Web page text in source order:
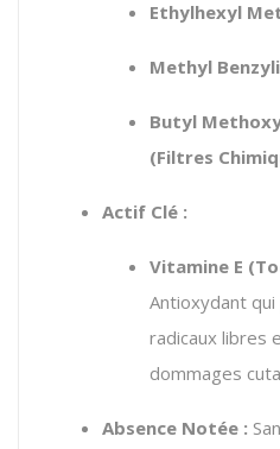
Ethylhexyl
Methyl
Butyl
(Filtres
Actif Clé :
Vitamine E
Antioxydant
radicaux libres
dommages
Absence Notée :